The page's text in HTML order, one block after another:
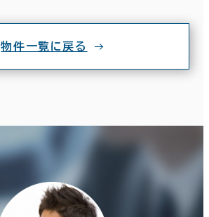
物件一覧に戻る